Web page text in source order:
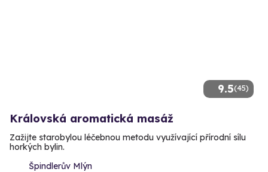
9.5(45)
Královská aromatická masáž
Zažijte starobylou léčebnou metodu využívající přírodní sílu
horkých bylin.
Špindlerův Mlýn